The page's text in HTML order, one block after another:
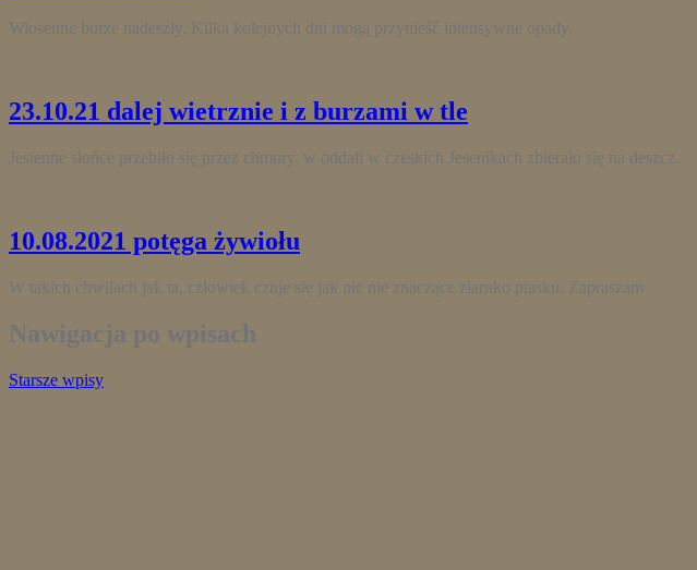
Wiosenne burze nadeszły. Kilka kolejnych dni mogą przynieść intensywne opady.
23.10.21 dalej wietrznie i z burzami w tle
Jesienne słońce przebiło się przez chmury, w oddali w czeskich Jesenikach zbierało się na deszcz.
10.08.2021 potęga żywiołu
W takich chwilach jak ta, człowiek czuje się jak nic nie znaczące ziarnko piasku. Zapraszam
Nawigacja po wpisach
Starsze wpisy